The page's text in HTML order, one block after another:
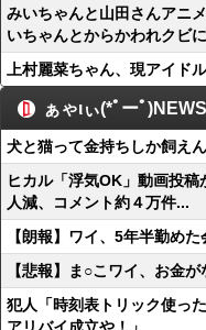
みいちゃんと山田さんアニ
いちゃんとからかわれクビ
上村麗菜ちゃん、現アイド
ぁゃιぃ(*ﾟーﾟ
犬と猫って金持ちしか飼え
ヒカル「浮気OK」動画投
人減、コメント約４万件...
【朗報】ワイ、5年半勤め
【悲報】ま○こワイ、お金が
犯人「時刻表トリック使っ